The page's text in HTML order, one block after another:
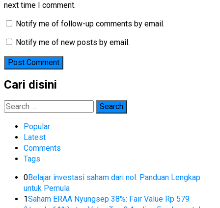
next time I comment.
Notify me of follow-up comments by email.
Notify me of new posts by email.
Cari disini
Search
for:
Popular
Latest
Comments
Tags
0Belajar investasi saham dari nol: Panduan Lengkap
untuk Pemula
1Saham ERAA Nyungsep 38%: Fair Value Rp 579